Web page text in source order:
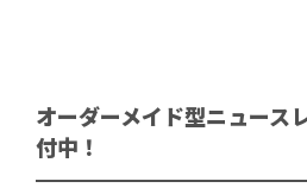
オーダーメイド型ニュース
付中！